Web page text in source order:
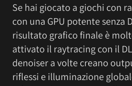
Se hai giocato a giochi con
con una GPU potente senza
risultato grafico finale è
attivato il raytracing con il
denoiser a volte creano
riflessi e illuminazione